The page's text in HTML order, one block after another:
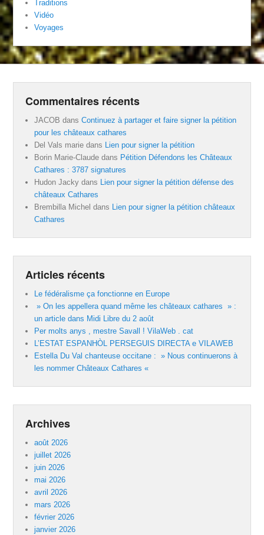
Traditions
Vidéo
Voyages
Commentaires récents
JACOB dansContinuez à partager et faire signer la pétition
pour les châteaux cathares
Del Vals marie dans Lien pour signer la pétition
Borin Marie-Claude dans Pétition Défendons les Châteaux
Cathares : 3787 signatures
Hudon Jacky dans Lien pour signer la pétition défense des
châteaux Cathares
Brembilla Michel dans Lien pour signer la pétition châteaux
Cathares
Articles récents
Le fédéralisme ça fonctionne en Europe
» On les appellera quand même les châteaux cathares » :
un article dans Midi Libre du 2 août
Per molts anys , mestre Savall ! VilaWeb . cat
L’ESTAT ESPANHÒL PERSEGUIS DIRECTA e VILAWEB
Estella Du Val chanteuse occitane : » Nous continuerons à
les nommer Châteaux Cathares «
Archives
août 2026
juillet 2026
juin 2026
mai 2026
avril 2026
mars 2026
février 2026
janvier 2026